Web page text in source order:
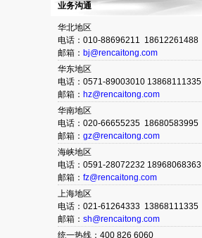
业务沟通
华北地区
电话：010-88696211 18612261488
邮箱： bj@rencaitong.com
华东地区
电话：0571-89003010 13868111335
邮箱： hz@rencaitong.com
华南地区
电话：020-66655235 18680583995
邮箱： gz@rencaitong.com
海峡地区
电话：0591-28072232 18968068363
邮箱： fz@rencaitong.com
上海地区
电话：021-61264333 13868111335
邮箱： sh@rencaitong.com
统一热线：400 826 6060